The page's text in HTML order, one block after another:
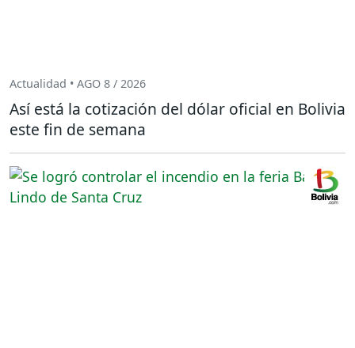
Actualidad • AGO 8 / 2026
Así está la cotización del dólar oficial en Bolivia
este fin de semana